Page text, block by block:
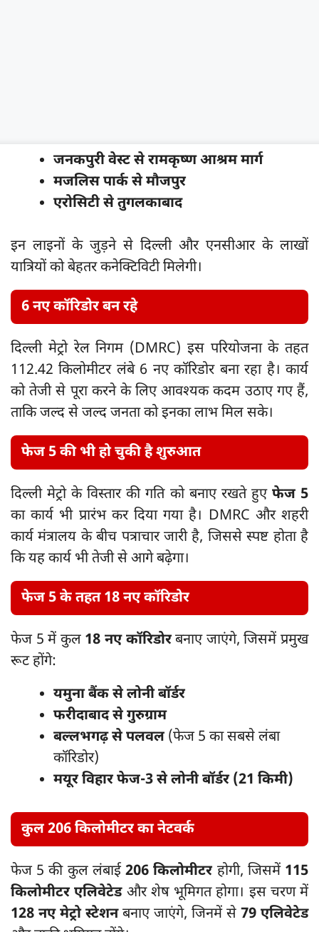
जनकपुरी वेस्ट से रामकृष्ण आश्रम मार्ग
मजलिस पार्क से मौजपुर
एरोसिटी से तुगलकाबाद
इन लाइनों के जुड़ने से दिल्ली और एनसीआर के लाखों
यात्रियों को बेहतर कनेक्टिविटी मिलेगी।
6 नए कॉरिडोर बन रहे
दिल्ली मेट्रो रेल निगम (DMRC) इस परियोजना के तहत
112.42 किलोमीटर लंबे 6 नए कॉरिडोर बना रहा है। कार्य
को तेजी से पूरा करने के लिए आवश्यक कदम उठाए गए हैं,
ताकि जल्द से जल्द जनता को इनका लाभ मिल सके।
फेज 5 की भी हो चुकी है शुरुआत
दिल्ली मेट्रो के विस्तार की गति को बनाए रखते हुए फेज 5
का कार्य भी प्रारंभ कर दिया गया है। DMRC और शहरी
कार्य मंत्रालय के बीच पत्राचार जारी है, जिससे स्पष्ट होता है
कि यह कार्य भी तेजी से आगे बढ़ेगा।
फेज 5 के तहत 18 नए कॉरिडोर
फेज 5 में कुल 18 नए कॉरिडोरबनाए जाएंगे, जिसमें प्रमुख
रूट होंगे:
यमुना बैंक से लोनी बॉर्डर
फरीदाबाद से गुरुग्राम
बल्लभगढ़ से पलवल (फेज 5 का सबसे लंबा
कॉरिडोर)
मयूर विहार फेज-3 से लोनी बॉर्डर (21 किमी)
कुल 206 किलोमीटर का नेटवर्क
फेज 5 की कुल लंबाई206 किलोमीटरहोगी, जिसमें 115
किलोमीटर एलिवेटेडऔर शेष भूमिगत होगा। इस चरण में
128 नए मेट्रो स्टेशनबनाए जाएंगे, जिनमें से 79 एलिवेटेड